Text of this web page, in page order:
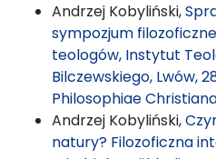
Andrzej Kobyliński,
sympozjum
teologów, Instytut
Bilczewskiego, Lwów,
Philosophiae
Andrzej Kobyliński,
natury? Filozoficzna